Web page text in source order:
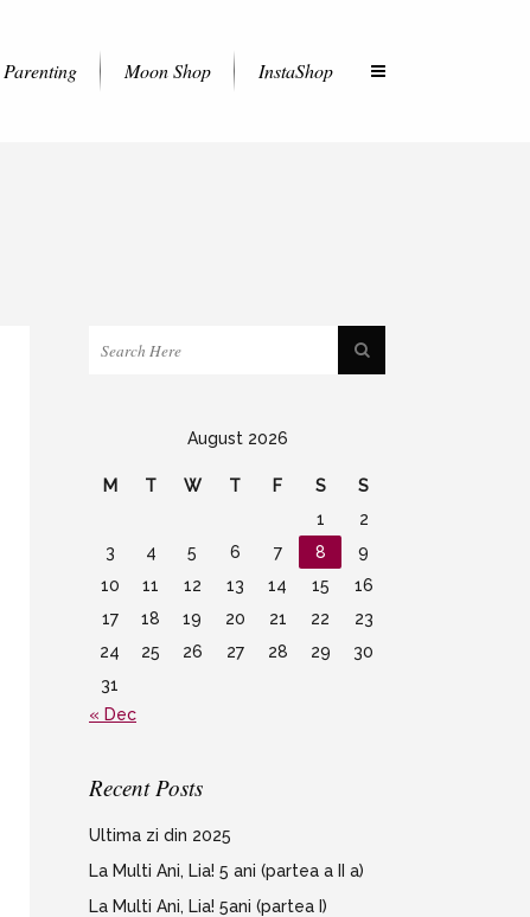
Parenting Moon Shop InstaShop
August 2026
M T W T F S
S
1
2
3
4 5 6 7 8
9
10
11 12 13 14 15
16
17
18 19 20 21 22
23
24
25 26 27 28 29
30
31
« Dec
Recent Posts
Ultima zi din 2025
La Multi Ani, Lia! 5 ani (partea a II a)
La Multi Ani, Lia! 5ani (partea I)